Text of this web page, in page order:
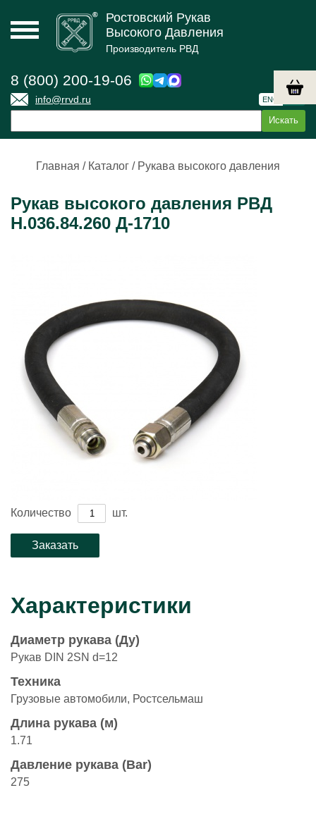
Ростовский Рукав
Высокого Давления
Производитель РВД
8 (800) 200-19-06
info@rrvd.ru ENG
Главная / Каталог / Рукава высокого давления
Рукав высокого давления РВД
Н.036.84.260 Д-1710
Количество шт.
Характеристики
Диаметр рукава (Ду)
Рукав DIN 2SN d=12
Техника
Грузовые автомобили, Ростсельмаш
Длина рукава (м)
1.71
Давление рукава (Bar)
275